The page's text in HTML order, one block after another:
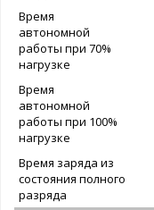
Время
автономной
работы при 70%
нагрузке
Время
автономной
работы при 100%
нагрузке
Время заряда из
состояния полного
разряда